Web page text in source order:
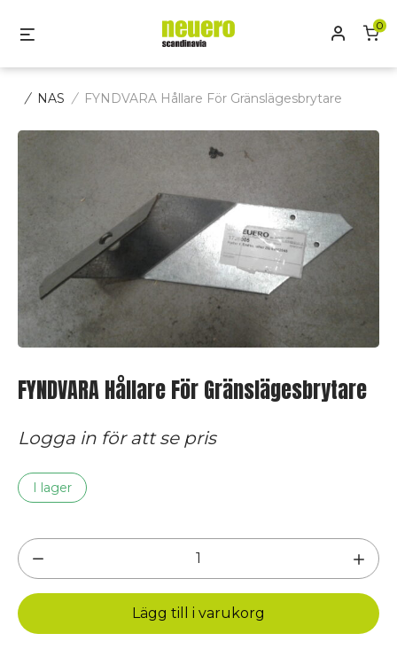
Mitt0
/ NAS / FYNDVARA Hållare För Gränslägesbrytare
FYNDVARA Hållare För Gränslägesbrytare
Logga in för att se pris
I lager
FYNDVARA
Hållare
För
Gränslägesbrytare
Lägg till i varukorg